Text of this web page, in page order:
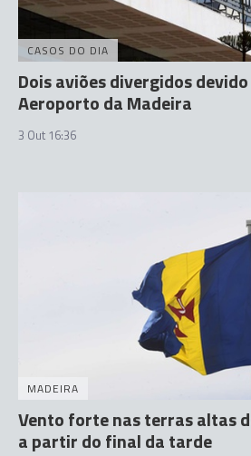
CASOS DO DIA
Dois aviões divergidos
Aeroporto da Madeira
3 Out 16:36
MADEIRA
Vento forte nas terras altas
a partir do final da tarde